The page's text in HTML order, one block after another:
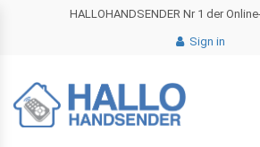
HALLOHANDSENDER Nr 1 der
Sign in